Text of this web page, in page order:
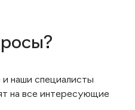
и наши специалисты
на все интересующие